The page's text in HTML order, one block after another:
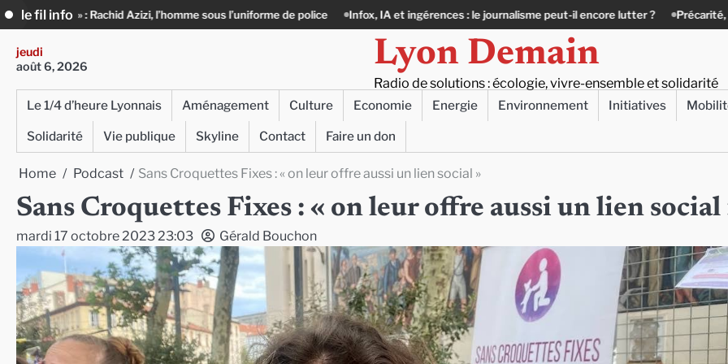
Skip
to
content
le fil info
l’homme sous l’uniforme de police Infox, IA et ingérences : le journalisme peut-il encore lutter ? Précarité, canicule, solitude :
jeudi
août 6, 2026
Lyon Demain
Radio de solutions : écologie, vivre-ensemble et solidarité
Le 1/4 d’heure Lyonnais Aménagement Culture Economie Energie Environnement Initiatives
Solidarité
Vie publique Skyline Contact Faire un don
Home Podcast Sans Croquettes Fixes : « on leur offre aussi un lien social »
Sans Croquettes Fixes : « on leur offre aussi un lien social
mardi 17 octobre 2023 23:03 Gérald Bouchon